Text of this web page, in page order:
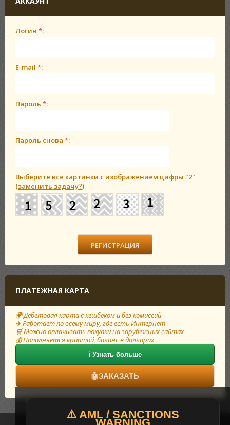
Логин *:
E-mail *:
Пароль *:
Пароль снова *:
Выберите все картинки с изображением цифры "2"
(заменить задачу?)
ПЛАТЕЖНАЯ КАРТА
🌍 Дебетовая карта с кешбеком и без комиссий
✈️ Работает по всему миру, где есть Интернет
🛒 Можно оплачивать покупки на зарубежных сайтах
💰 Пополняется криптой, баланс в долларах
ℹ️ Узнать больше
🤖ЗАКАЗАТЬ
⚠️ AML / SANCTIONS